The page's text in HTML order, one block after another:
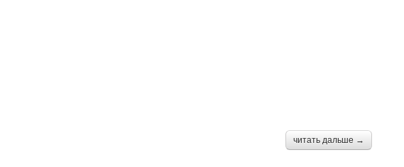
читать дальше →